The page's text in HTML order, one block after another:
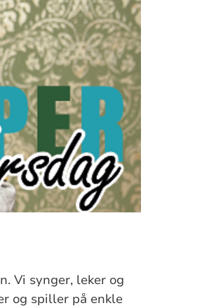
Vi synger, leker og
og spiller på enkle